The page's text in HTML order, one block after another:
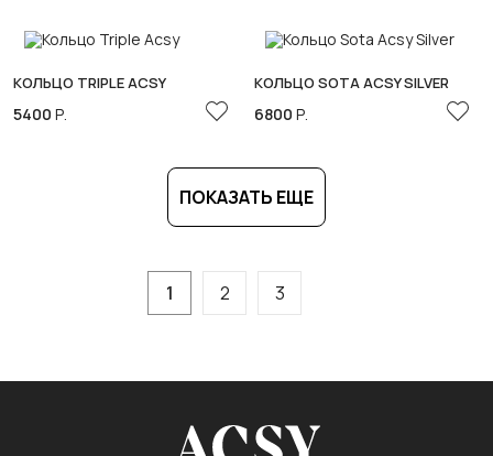
КОЛЬЦО TRIPLE ACSY
5400 Р.
КОЛЬЦО SOTA ACSY SILVER
6800 Р.
ПОКАЗАТЬ ЕЩЕ
1 2 3